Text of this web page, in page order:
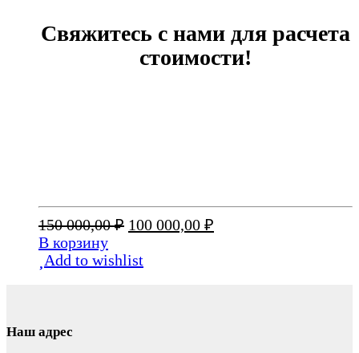
Свяжитесь с нами для расчета
стоимости!
150 000,00₽ Первоначальная
составляла
100 000,00 ₽
В корзину
Add to wishlist
Наш адрес